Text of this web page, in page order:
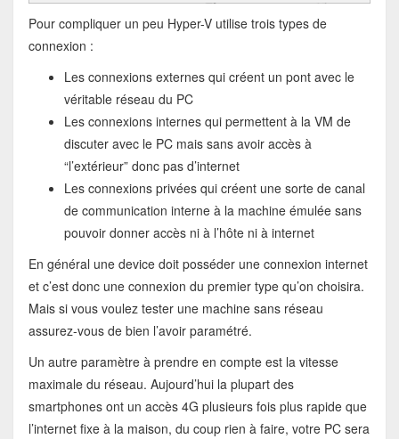
Pour compliquer un peu Hyper-V utilise trois types de
connexion :
Les connexions externes qui créent un pont avec le
véritable réseau du PC
Les connexions internes qui permettent à la VM de
discuter avec le PC mais sans avoir accès à
“l’extérieur” donc pas d’internet
Les connexions privées qui créent une sorte de canal
de communication interne à la machine émulée sans
pouvoir donner accès ni à l’hôte ni à internet
En général une device doit posséder une connexion internet
et c’est donc une connexion du premier type qu’on choisira.
Mais si vous voulez tester une machine sans réseau
assurez-vous de bien l’avoir paramétré.
Un autre paramètre à prendre en compte est la vitesse
maximale du réseau. Aujourd’hui la plupart des
smartphones ont un accès 4G plusieurs fois plus rapide que
l’internet fixe à la maison, du coup rien à faire, votre PC sera